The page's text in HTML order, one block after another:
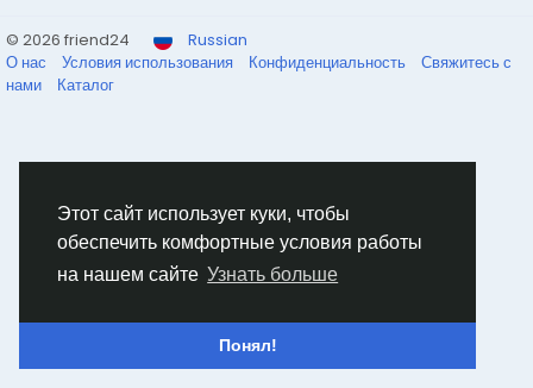
Этот сайт использует куки, чтобы
обеспечить комфортные условия работы
на нашем сайте Узнать больше
Понял!
© 2026 friend24
Russian
О нас
Условия использования Конфиденциальность
Свяжитесь с
нами
Каталог